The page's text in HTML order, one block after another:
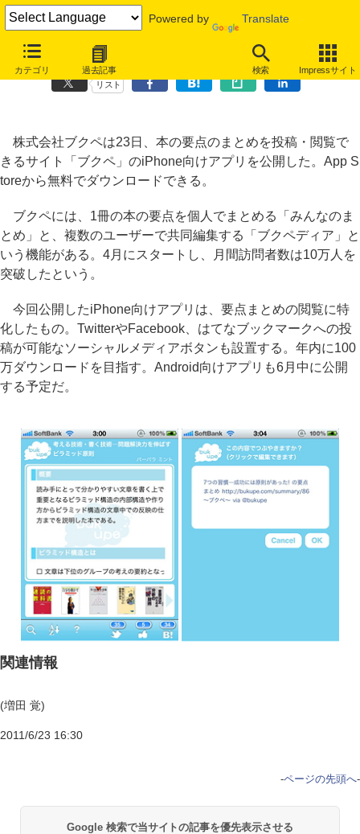
Powered by Translate
カテゴリ 過去記事 検索 Impressサイト
本の要点まとめサイト「ブクペ」、閲覧専用の無料iPhoneアプリ
リスト
株式会社ブクペは23日、本の要点のまとめを投稿・閲覧で
きるサイト「ブクペ」のiPhone向けアプリを公開した。App S
toreから無料でダウンロードできる。
ブクペには、1冊の本の要点を個人でまとめる「みんなのま
とめ」と、複数のユーザーで共同編集する「ブクペディア」と
いう機能がある。4月にスタートし、月間訪問者数は10万人を
突破したという。
今回公開したiPhone向けアプリは、要点まとめの閲覧に特
化したもの。TwitterやFacebook、はてなブックマークへの投
稿が可能なソーシャルメディアボタンも設置する。年内に100
万ダウンロードを目指す。Android向けアプリも6月中に公開
する予定だ。
関連情報
(増田 覚)
2011/6/23 16:30
-ページの先頭へ-
Google 検索で当サイトの記事を優先表示させる